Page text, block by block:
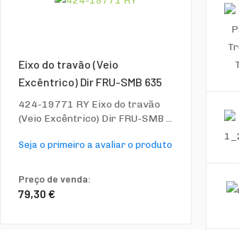
Eixo do travão (Veio
Excêntrico) Dir FRU-SMB 635
424-19771 RY Eixo do travão
(Veio Excêntrico) Dir FRU-SMB ...
Seja o primeiro a avaliar o produto
Preço de venda:
79,30 €